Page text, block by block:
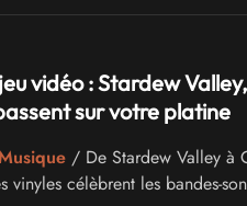
vidéo : Stardew
sur votre platine
/ De Stardew Valley à
vinyles célèbrent les bandes-